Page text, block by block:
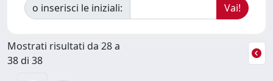
o inserisci le iniziali:
Mostrati risultati da 28 a
38 di 38